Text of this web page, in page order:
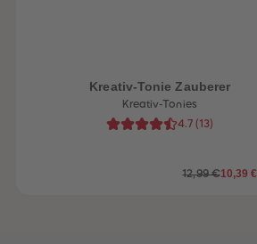
Kreativ-Tonie Zauberer
Kreativ-Tonies
4.7 (13)
12,99 €10,39 €